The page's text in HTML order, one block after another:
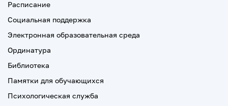
Расписание
Социальная поддержка
Электронная образовательная среда
Ординатура
Библиотека
Памятки для обучающихся
Психологическая служба